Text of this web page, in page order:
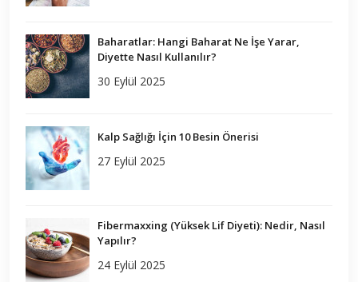
Baharatlar: Hangi Baharat Ne İşe Yarar,
Diyette Nasıl Kullanılır?
30 Eylül 2025
Kalp Sağlığı İçin 10 Besin Önerisi
27 Eylül 2025
Fibermaxxing (Yüksek Lif Diyeti): Nedir, Nasıl
Yapılır?
24 Eylül 2025